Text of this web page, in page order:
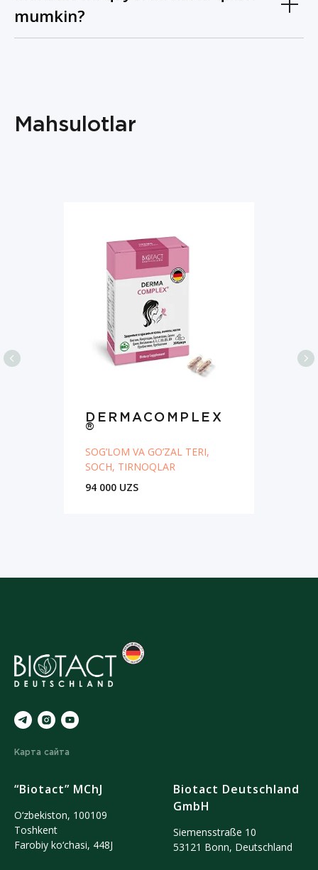
mumkin?
Mahsulotlar
DERMACOMPLEX
®
SOG’LOM VA GO’ZAL TERI,
SOCH, TIRNOQLAR
94 000 UZS
Карта сайта
“Biotact” MChJ
O‘zbekiston, 100109
Тoshkent
Farobiy ko‘chasi, 448J
Biotact Deutschland
GmbH
Siemensstraße 10
53121 Bonn, Deutschland